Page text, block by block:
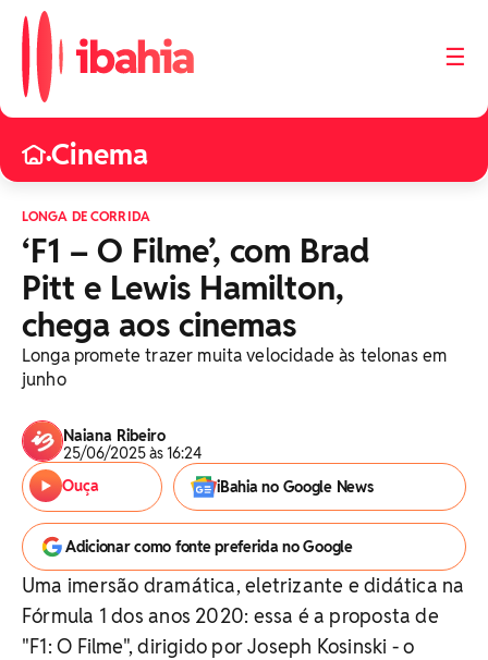
☰
•Cinema
LONGA DE CORRIDA
‘F1 – O Filme’, com Brad
Pitt e Lewis Hamilton,
chega aos cinemas
Longa promete trazer muita velocidade às telonas em
junho
Naiana Ribeiro
25/06/2025 às 16:24
Ouça
iBahia no Google News
Adicionar como fonte preferida no Google
Uma imersão dramática, eletrizante e didática na
Fórmula 1 dos anos 2020: essa é a proposta de
"F1: O Filme", dirigido por Joseph Kosinski - o